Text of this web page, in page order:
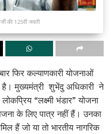
की 125वीं जयंती
फिर कल्याणकारी योजनाओं
है। मुख्यमंत्री शुभेंदु अधिकारी ने
“लक्ष्मी भंडार” योजना
के लिए पात्र नहीं हैं। उनका
हैं जो या तो भारतीय नागरिक